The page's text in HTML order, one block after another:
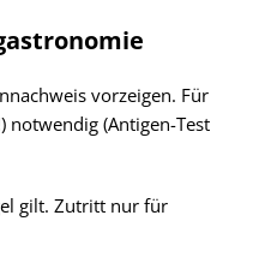
vorzeigen. Für
notwendig (Antigen-Test
gilt. Zutritt nur für